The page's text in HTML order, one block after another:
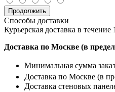
Продолжить
Способы доставки
Курьерская доставка в течение
Доставка по Москве (в
Минимальная сумма
Доставка по Москве (в
Доставка стеновых